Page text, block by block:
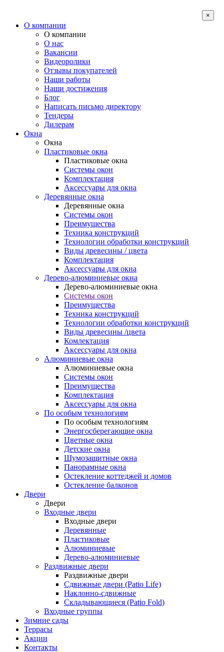
О компании
О компании
О нас
Вакансии
Видеоролики
Отзывы покупателей
Наши работы
Наши достижения
Блог
Написать письмо директору
Тендеры
Дилерам
Окна
Окна
Пластиковые окна
Пластиковые окна
Системы окон
Комплектация
Аксессуары для окна
Деревянные окна
Деревянные окна
Системы окон
Преимущества
Техника конструкций
Технологии обработки конструкций
Виды древесины / цвета
Комплектация
Аксессуары для окна
Дерево-алюминиевые окна
Дерево-алюминиевые окна
Системы окон
Преимущества
Техника конструкций
Технологии обработки конструкций
Виды древесины /цвета
Комлектация
Аксессуары для окна
Алюминиевые окна
Алюминиевые окна
Системы окон
Преимущества
Комплектация
Аксессуары для окна
По особым технологиям
По особым технологиям
Энергосберегающие окна
Цветные окна
Детские окна
Шумозащитные окна
Панорамные окна
Остекление коттеджей и домов
Остекление балконов
Двери
Двери
Входные двери
Входные двери
Деревянные
Пластиковые
Алюминиевые
Дерево-алюминиевые
Раздвижные двери
Раздвижные двери
Сдвижные двери (Patio Life)
Наклонно-сдвижные
Складывающиеся (Patio Fold)
Входные группы
Зимние сады
Террасы
Акции
Контакты
×